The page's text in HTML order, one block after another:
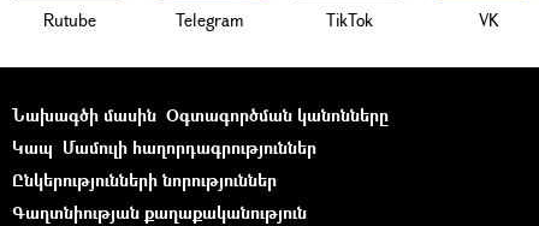
Rutube Telegram ТikТоk VK
Նախագծի մասին Օգտագործման կանոնները
Կապ Մամուլի հաղորդագրություններ
Ընկերությունների նորություններ
Գաղտնիության քաղաքականություն